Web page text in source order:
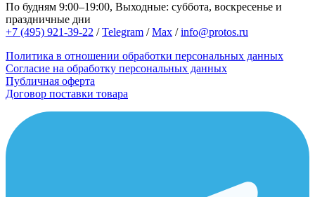
По будням 9:00–19:00, Выходные: суббота, воскресенье и
праздничные дни
+7 (495) 921-39-22 /Telegram /Max /info@protos.ru
Политика в отношении обработки персональных данных
Согласие на обработку персональных данных
Публичная оферта
Договор поставки товара